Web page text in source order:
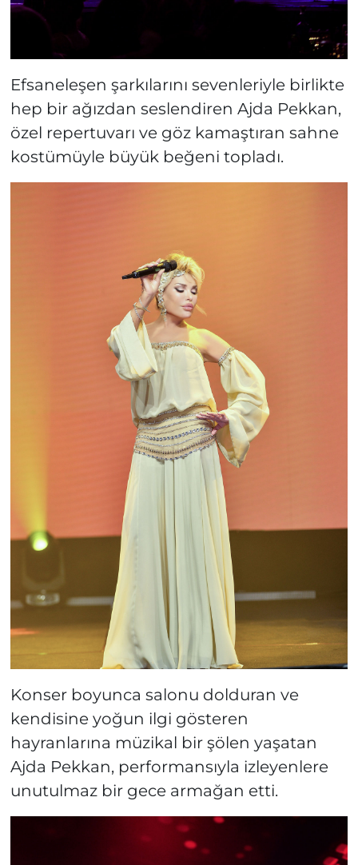
Efsaneleşen şarkılarını sevenleriyle birlikte
hep bir ağızdan seslendiren Ajda Pekkan,
özel repertuvarı ve göz kamaştıran sahne
kostümüyle büyük beğeni topladı.
Konser boyunca salonu dolduran ve
kendisine yoğun ilgi gösteren
hayranlarına müzikal bir şölen yaşatan
Ajda Pekkan, performansıyla izleyenlere
unutulmaz bir gece armağan etti.